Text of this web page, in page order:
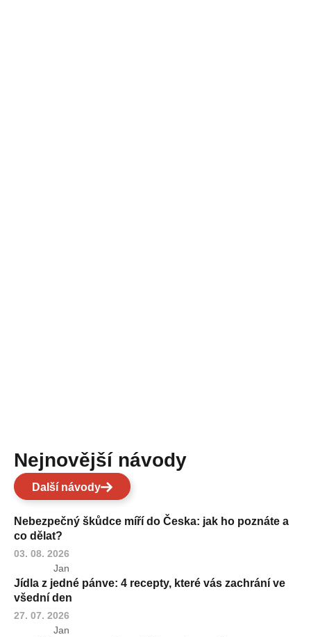
Nejnovější návody
Další návody
Nebezpečný škůdce míří do Česka: jak ho poznáte a
co dělat?
03. 08. 2026
Jan
Jídla z jedné pánve: 4 recepty, které vás zachrání ve
všední den
27. 07. 2026
Jan